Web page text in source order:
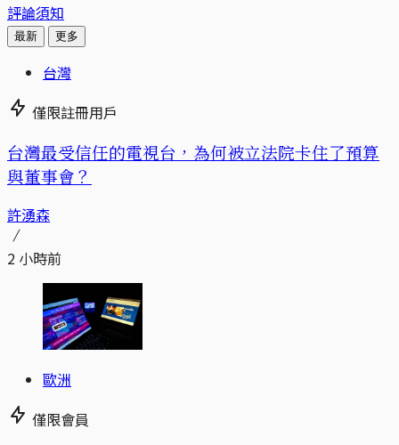
評論須知
最新 更多
台灣
僅限註冊用戶
台灣最受信任的電視台，為何被立法院卡住了預算
與董事會？
許湧森
2 小時前
歐洲
僅限會員